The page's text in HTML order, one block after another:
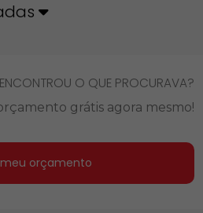
ENCONTROU O QUE PROCURAVA?
grátis agora mesmo!
orçamento